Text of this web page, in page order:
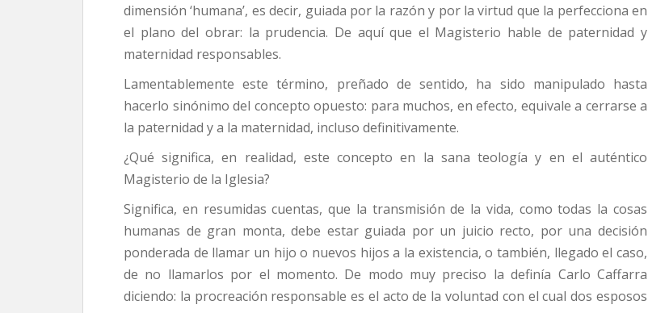
dimensión ‘humana’, es decir, guiada por la razón y por la virtud que la perfecciona en
el plano del obrar: la prudencia. De aquí que el Magisterio hable de paternidad y
maternidad responsables.
Lamentablemente este término, preñado de sentido, ha sido manipulado hasta
hacerlo sinónimo del concepto opuesto: para muchos, en efecto, equivale a cerrarse a
la paternidad y a la maternidad, incluso definitivamente.
¿Qué significa, en realidad, este concepto en la sana teología y en el auténtico
Magisterio de la Iglesia?
Significa, en resumidas cuentas, que la transmisión de la vida, como todas la cosas
humanas de gran monta, debe estar guiada por un juicio recto, por una decisión
ponderada de llamar un hijo o nuevos hijos a la existencia, o también, llegado el caso,
de no llamarlos por el momento. De modo muy preciso la definía Carlo Caffarra
diciendo: la procreación responsable es el acto de la voluntad con el cual dos esposos